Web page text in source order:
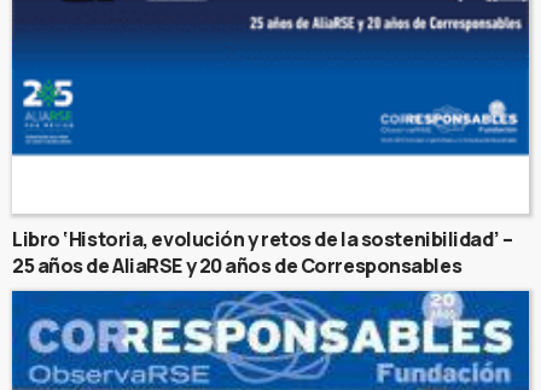
Libro ‘Historia, evolución y retos de la sostenibilidad’ –
25 años de AliaRSE y 20 años de Corresponsables